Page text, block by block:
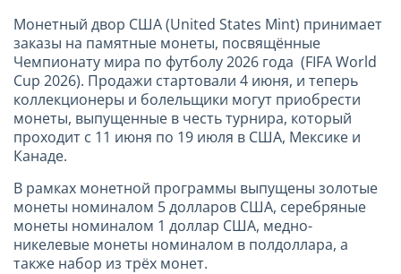
Монетный двор США (United States Mint) принимает
заказы на памятные монеты, посвящённые
Чемпионату мира по футболу 2026 года (FIFA World
Cup 2026). Продажи стартовали 4 июня, и теперь
коллекционеры и болельщики могут приобрести
монеты, выпущенные в честь турнира, который
проходит с 11 июня по 19 июля в США, Мексике и
Канаде.
В рамках монетной программы выпущены золотые
монеты номиналом 5 долларов США, серебряные
монеты номиналом 1 доллар США, медно-
никелевые монеты номиналом в полдоллара, а
также набор из трёх монет.